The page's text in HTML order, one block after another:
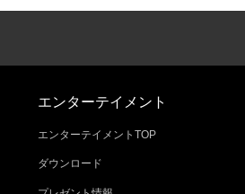
エンターテイメント
エンターテイメントTOP
ダウンロード